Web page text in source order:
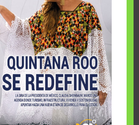
A-Wish México unieron
el deseo de una …